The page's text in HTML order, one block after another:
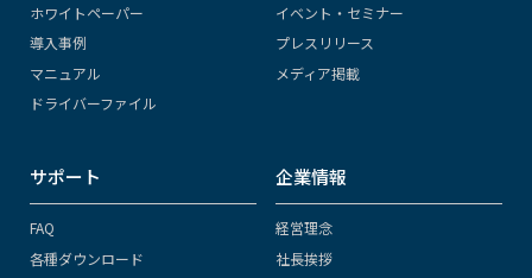
ホワイトペーパー
導入事例
マニュアル
ドライバーファイル
イベント・セミナー
プレスリリース
メディア掲載
サポート
FAQ
各種ダウンロード
企業情報
経営理念
社長挨拶